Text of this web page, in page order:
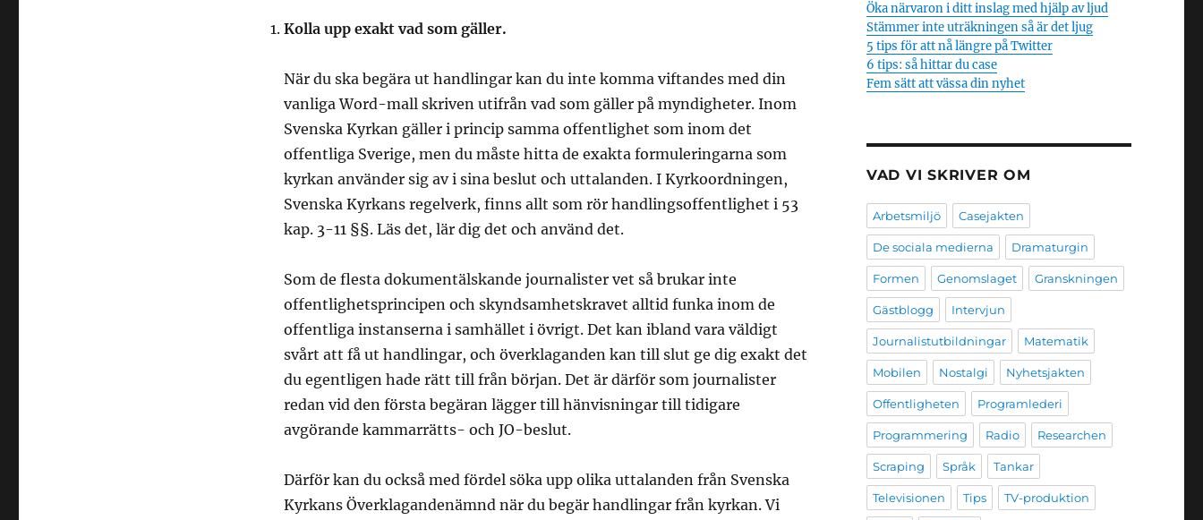
Kolla upp exakt vad som gäller.
När du ska begära ut handlingar kan du inte komma viftandes med din
vanliga Word-mall skriven utifrån vad som gäller på myndigheter. Inom
Svenska Kyrkan gäller i princip samma offentlighet som inom det
offentliga Sverige, men du måste hitta de exakta formuleringarna som
kyrkan använder sig av i sina beslut och uttalanden. I Kyrkoordningen,
Svenska Kyrkans regelverk, finns allt som rör handlingsoffentlighet i 53
kap. 3-11 §§. Läs det, lär dig det och använd det.
Som de flesta dokumentälskande journalister vet så brukar inte
offentlighetsprincipen och skyndsamhetskravet alltid funka inom de
offentliga instanserna i samhället i övrigt. Det kan ibland vara väldigt
svårt att få ut handlingar, och överklaganden kan till slut ge dig exakt det
du egentligen hade rätt till från början. Det är därför som journalister
redan vid den första begäran lägger till hänvisningar till tidigare
avgörande kammarrätts- och JO-beslut.
Därför kan du också med fördel söka upp olika uttalanden från Svenska
Kyrkans Överklagandenämnd när du begär handlingar från kyrkan. Vi
Öka närvaron i ditt inslag med hjälp av ljud
Stämmer inte uträkningen så är det ljug
5 tips för att nå längre på Twitter
6 tips: så hittar du case
Fem sätt att vässa din nyhet
VAD VI SKRIVER OM
Arbetsmiljö Casejakten
De sociala medierna Dramaturgin
Formen Genomslaget Granskningen
Gästblogg Intervjun
Journalistutbildningar Matematik
Mobilen Nostalgi Nyhetsjakten
Offentligheten Programlederi
Programmering Radio Researchen
Scraping Språk Tankar
Televisionen Tips TV-produktion